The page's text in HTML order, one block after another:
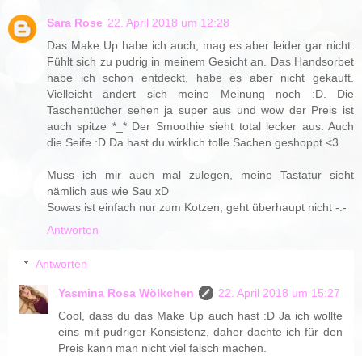
Sara Rose 22. April 2018 um 12:28
Das Make Up habe ich auch, mag es aber leider gar nicht.
Fühlt sich zu pudrig in meinem Gesicht an. Das Handsorbet
habe ich schon entdeckt, habe es aber nicht gekauft.
Vielleicht ändert sich meine Meinung noch :D. Die
Taschentücher sehen ja super aus und wow der Preis ist
auch spitze *_* Der Smoothie sieht total lecker aus. Auch
die Seife :D Da hast du wirklich tolle Sachen geshoppt <3
Muss ich mir auch mal zulegen, meine Tastatur sieht
nämlich aus wie Sau xD
Sowas ist einfach nur zum Kotzen, geht überhaupt nicht -.-
Antworten
Antworten
Yasmina Rosa Wölkchen
22. April 2018 um 15:27
Cool, dass du das Make Up auch hast :D Ja ich wollte
eins mit pudriger Konsistenz, daher dachte ich für den
Preis kann man nicht viel falsch machen.